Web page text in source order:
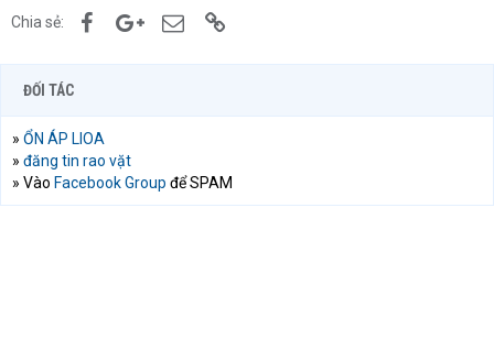
Chia sẻ: FacebookGoogle+Email
ĐỐI TÁC
» ỔN ÁP LIOA
» đăng tin rao vặt
» Vào Facebook Group để SPAM